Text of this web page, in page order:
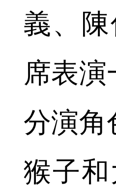
義、
席表
分演角
猴子